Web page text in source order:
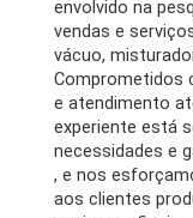
envolvido na
vendas e
vácuo,
Comprometidos
e atendimento
experiente está
necessidades e
, e nos
aos clientes